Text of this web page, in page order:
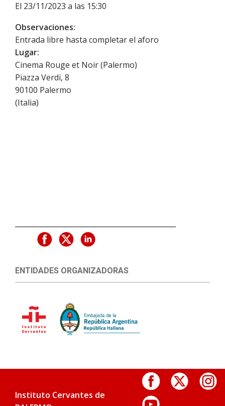
El 23/11/2023 a las 15:30
Observaciones:
Entrada libre hasta completar el aforo
Lugar:
Cinema Rouge et Noir (Palermo)
Piazza Verdi, 8
90100 Palermo
(Italia)
ENTIDADES ORGANIZADORAS
Instituto Cervantes de